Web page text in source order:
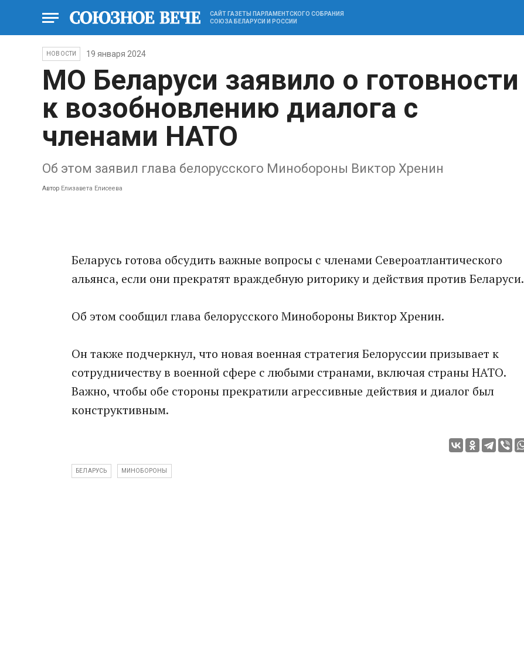
САЙТ ГАЗЕТЫ ПАРЛАМЕНТСКОГО СОБРАНИЯ
СОЮЗА БЕЛАРУСИ И РОССИИ
НОВОСТИ 19 января 2024
МО Беларуси заявило о готовности
к возобновлению диалога с
членами НАТО
Об этом заявил глава белорусского Минобороны Виктор Хренин
Автор Елизавета Елисеева
Беларусь готова обсудить важные вопросы с членами Североатлантического
альянса, если они прекратят враждебную риторику и действия против Беларуси.
Об этом сообщил глава белорусского Минобороны Виктор Хренин.
Он также подчеркнул, что новая военная стратегия Белоруссии призывает к
сотрудничеству в военной сфере с любыми странами, включая страны НАТО.
Важно, чтобы обе стороны прекратили агрессивные действия и диалог был
конструктивным.
БЕЛАРУСЬ МИНОБОРОНЫ